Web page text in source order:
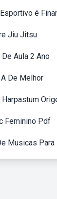
é
Jiu Jitsu
De Aula 2 Ano
De Melhor
Harpastum
Feminino Pdf
Musicas Para